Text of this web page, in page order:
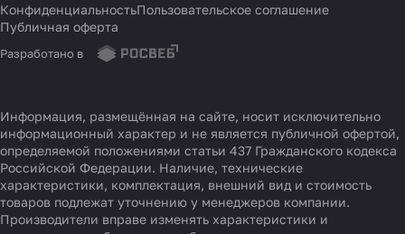
© 2026 FirstLan.ru (ООО «ФЕРСТЛАН», ИНН 9731098044)
Конфиденциальность
Публичная оферта
Информация, размещённая на сайте, носит исключительно
информационный характер и не является публичной офертой,
определяемой положениями статьи 437 Гражданского кодекса
Российской Федерации. Наличие, технические
характеристики, комплектация, внешний вид и стоимость
товаров подлежат уточнению у менеджеров компании.